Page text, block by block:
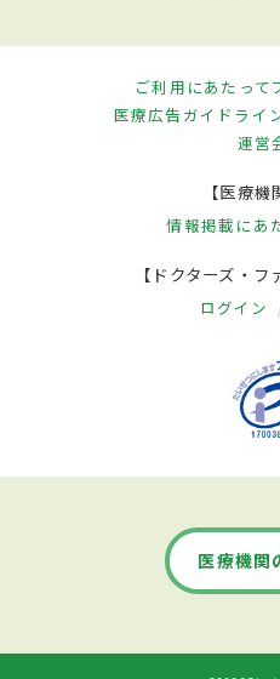
ご利用にあたって
医療広告ガイドライ
運営
【医療機
情報掲載にあ
【ドクターズ・フ
ログイン
医療機関